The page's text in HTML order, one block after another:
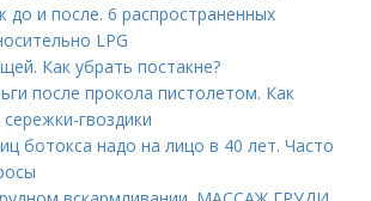
до и после. 6 распространенных
LPG
Как убрать постакне?
после прокола пистолетом. Как
гвоздики
ботокса надо на лицо в 40 лет. Часто